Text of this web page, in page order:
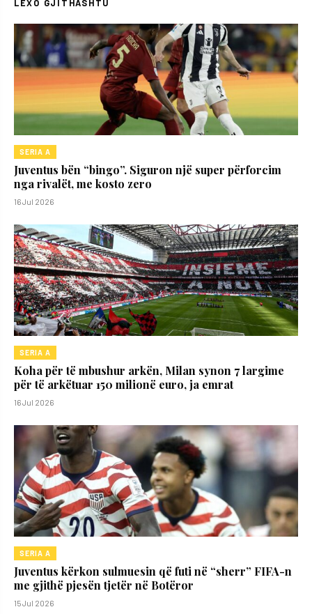
LEXO GJITHASHTU
SERIA A
Juventus bën “bingo”. Siguron një super përforcim
nga rivalët, me kosto zero
16 Jul 2026
SERIA A
Koha për të mbushur arkën, Milan synon 7 largime
për të arkëtuar 150 milionë euro, ja emrat
16 Jul 2026
SERIA A
Juventus kërkon sulmuesin që futi në “sherr” FIFA-n
me gjithë pjesën tjetër në Botëror
15 Jul 2026